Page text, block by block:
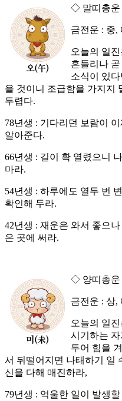
◇ 말띠총운
금전운 : 중,
오늘의 일
흔들리나
소식이 있
을 것이니 조급함을 가지지
두렵다.
78년생 : 기다리던 보람이
알아준다.
66년생 : 길이 확 열렸으니
마라.
54년생 : 하루에도 열두 번
확인해 두라.
42년생 : 재운은 와서 좋으
은 곳에 써라.
◇ 양띠총운
금전운 : 상,
오늘의 일
시기하는
투어 힘을
서 뒤떨어지면 나태하기 일
신을 다해 매진하라,
79년생 : 억울한 일이 발생